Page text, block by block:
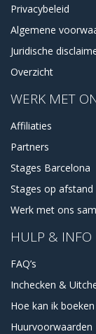
Privacybeleid
Algemene
Juridische
Overzicht
WERK MET
Affiliaties
Partners
Stages Barcelona
Stages op afstand
Werk met ons
HULP & INFO
FAQ’s
Inchecken &
Hoe kan ik boeken
Huurvoorwaarden